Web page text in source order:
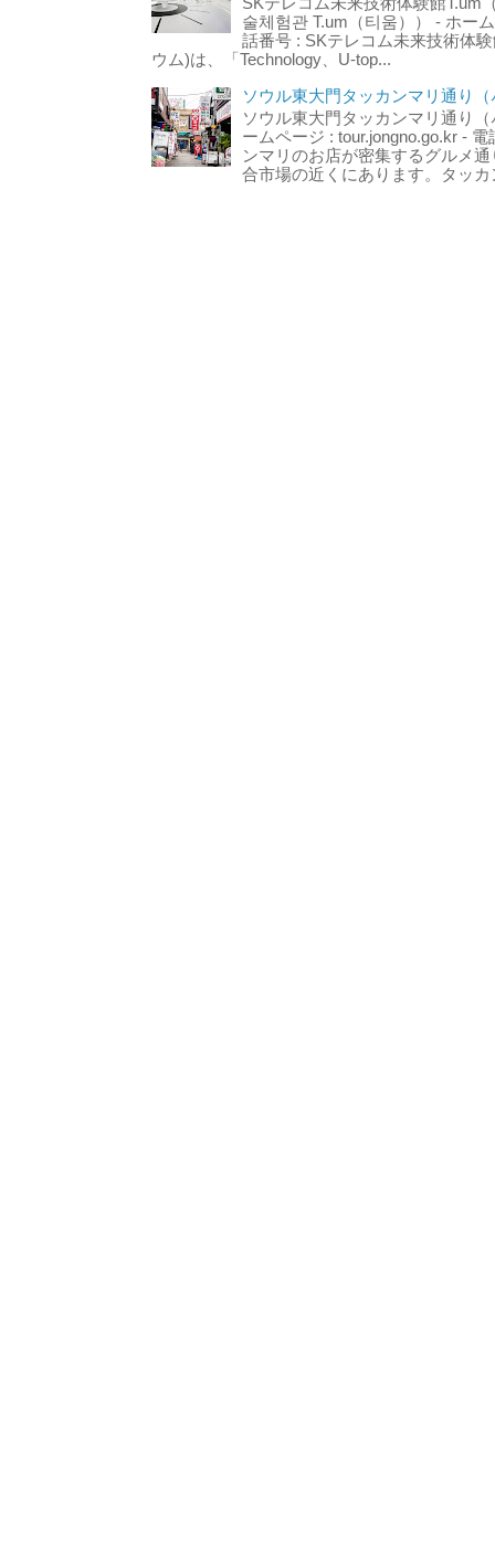
술체험관 T.um（티움）） - ホー
話番号 : SKテレコム未来技術体
ウム)は、「Technology、U-top...
ソウル東大門タッカンマリ通り
ソウル東大門タッカンマリ通り
ームページ : tour.jongno.go.kr -
ンマリのお店が密集するグルメ
合市場の近くにあります。タッ